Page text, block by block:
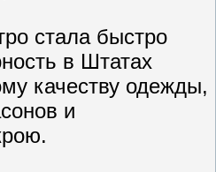
стала быстро
в Штатах
качеству одежды,
и